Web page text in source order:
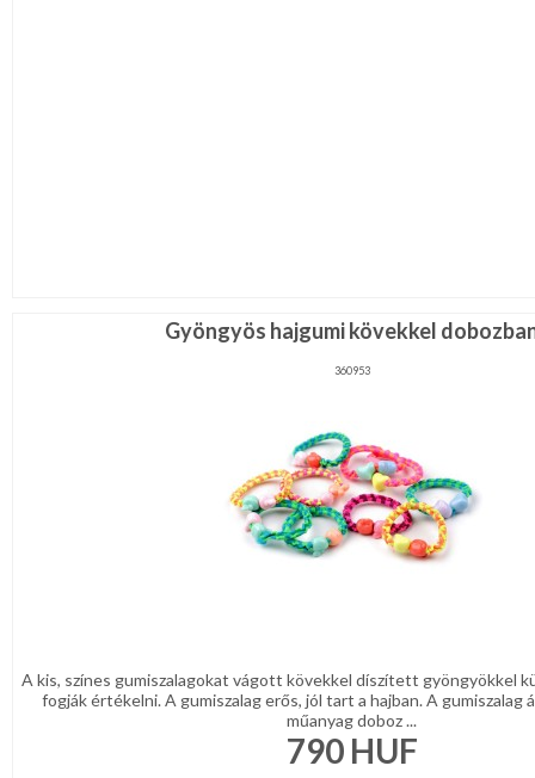
Gyöngyös hajgumi kövekkel
360953
A kis, színes gumiszalagokat vágott kövekkel díszített gyöngyökkel
fogják értékelni. A gumiszalag erős, jól tart a hajban. A gumiszalag
műanyag doboz ...
790HUF